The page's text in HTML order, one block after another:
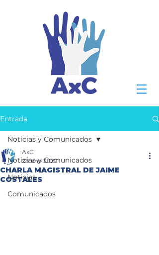
Entrada
Noticias y Comunicados
Noticias
Comunicados
Noticias y Comunicados
CHARLA MAGISTRAL DE JAIME
COSTALES
AxC
28 ene 2022